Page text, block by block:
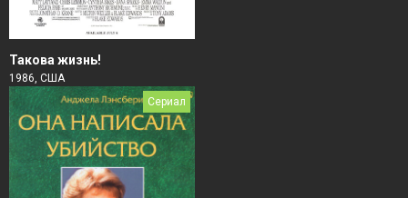
Такова жизнь!
1986, США
Сериал